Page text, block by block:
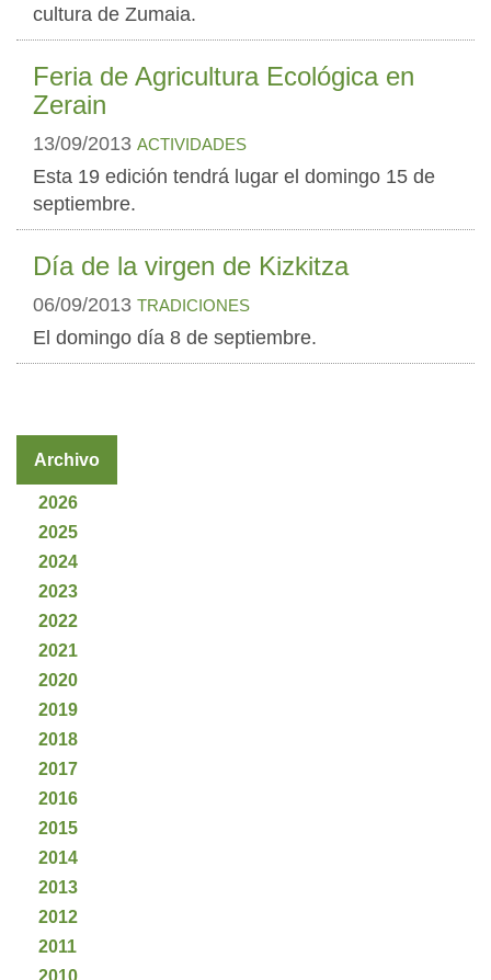
cultura de Zumaia.
Feria de Agricultura Ecológica en
Zerain
13/09/2013 ACTIVIDADES
Esta 19 edición tendrá lugar el domingo 15 de
septiembre.
Día de la virgen de Kizkitza
06/09/2013 TRADICIONES
El domingo día 8 de septiembre.
Archivo
2026
2025
2024
2023
2022
2021
2020
2019
2018
2017
2016
2015
2014
2013
2012
2011
2010